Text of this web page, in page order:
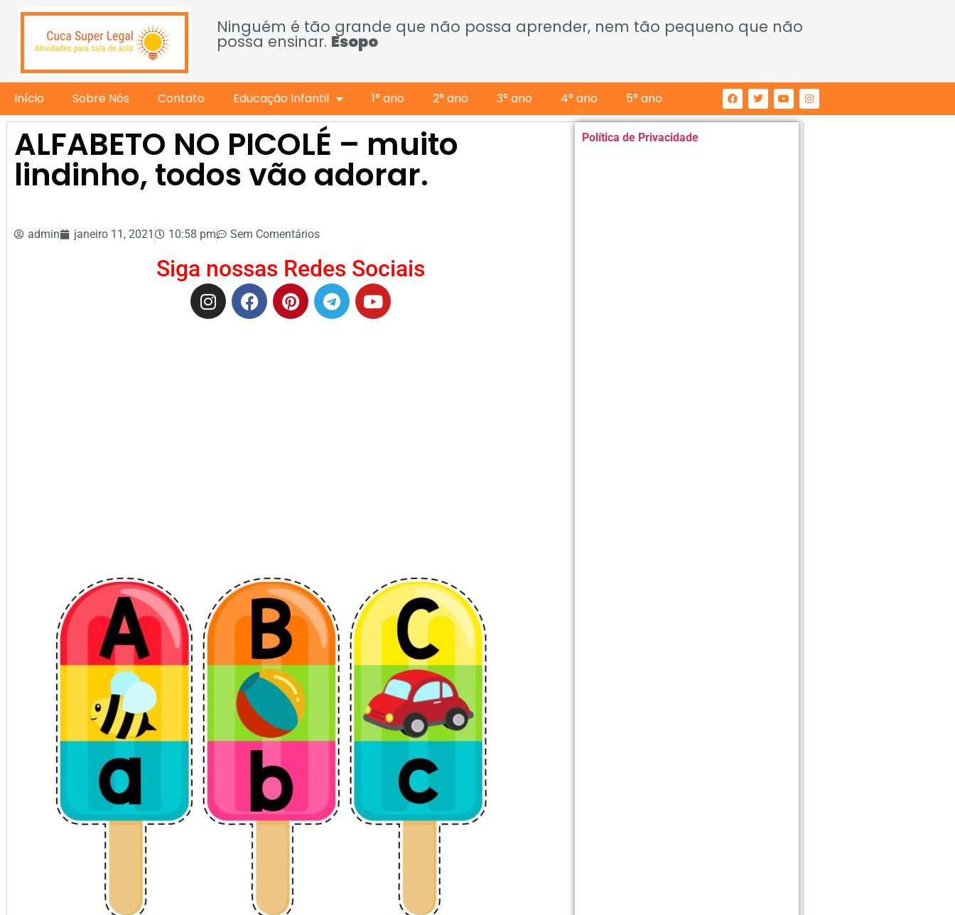
Ninguém é tão grande que não possa aprender, nem tão pequeno que não
possa ensinar. Esopo
Início Sobre Nós Contato Educação Infantil 1° ano 2° ano 3° ano 4° ano 5° ano
ALFABETO NO PICOLÉ – muito
lindinho, todos vão adorar.
admin janeiro 11, 2021 10:58 pm Sem Comentários
Siga nossas Redes Sociais
Política de Privacidade